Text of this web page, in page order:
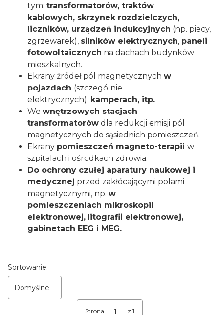
tym: transformatorów, traktów
kablowych, skrzynek rozdzielczych,
liczników, urządzeń indukcyjnych (np. piecy,
zgrzewarek), silników elektrycznych, paneli
fotowoltaicznych na dachach budynków
mieszkalnych.
Ekrany źródeł pól magnetycznych w
pojazdach (szczególnie
elektrycznych), kamperach, itp.
We wnętrzowych stacjach
transformatorów dla redukcji emisji pól
magnetycznych do sąsiednich pomieszczeń.
Ekrany pomieszczeń magneto-terapii w
szpitalach i ośrodkach zdrowia.
Do ochrony czułej aparatury naukowej i
medycznej przed zakłócającymi polami
magnetycznymi, np. w
pomieszczeniach mikroskopii
elektronowej, litografii elektronowej,
gabinetach EEG i MEG.
Lista produktów
Sortowanie:
Domyślne
Strona z 1